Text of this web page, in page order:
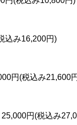
込み16,200円)
円(税込み21,600
円(税込み